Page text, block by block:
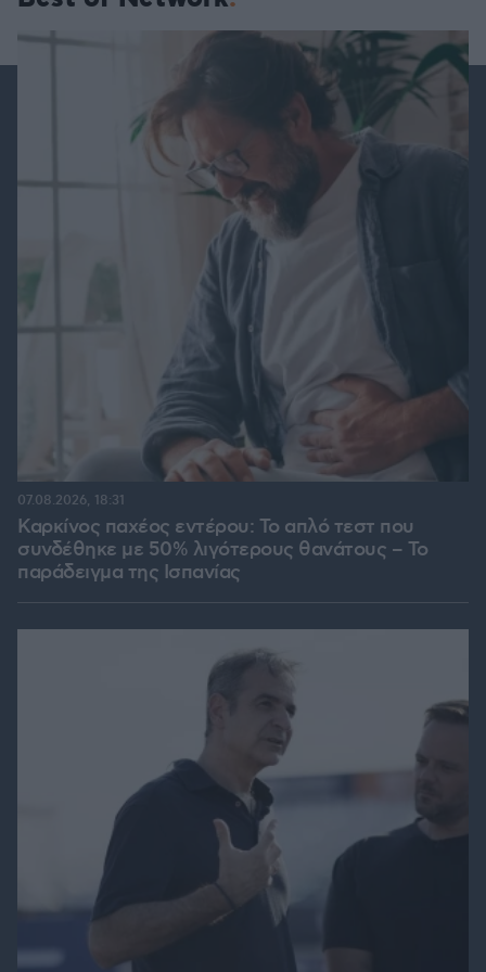
Καρκίνος παχέος εντέρου: Το απλό τεστ που
συνδέθηκε με 50% λιγότερους θανάτους – Το
παράδειγμα της Ισπανίας
07.08.2026, 18:31